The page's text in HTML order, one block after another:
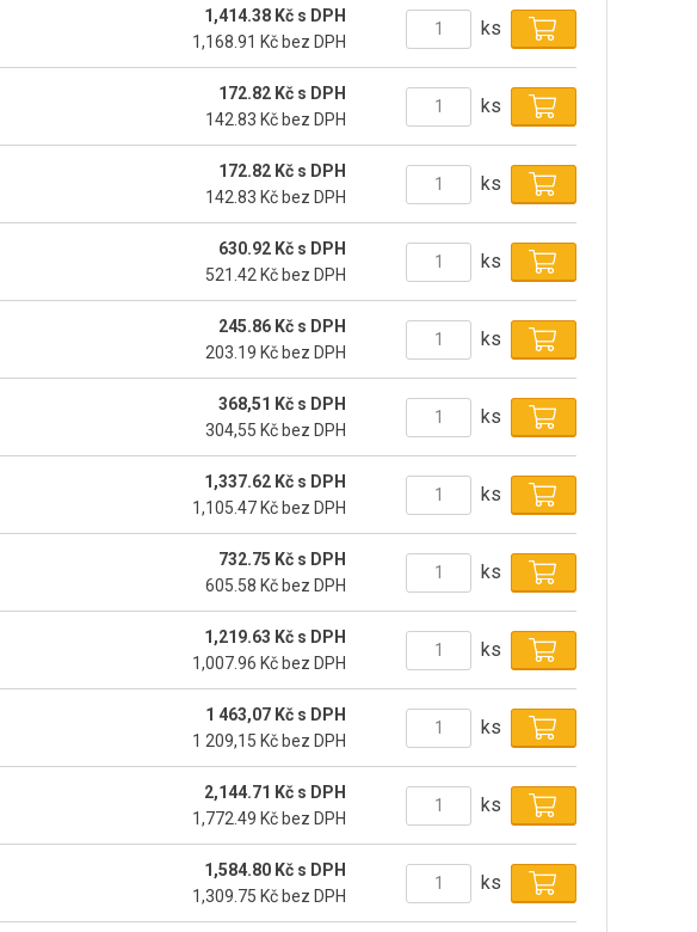
1,414.38 Kč s DPH
1,168.91 Kč bez DPH
ks
172.82 Kč s DPH
142.83 Kč bez DPH
ks
172.82 Kč s DPH
142.83 Kč bez DPH
ks
630.92 Kč s DPH
521.42 Kč bez DPH
ks
245.86 Kč s DPH
203.19 Kč bez DPH
ks
368,51 Kč s DPH
304,55 Kč bez DPH
ks
1,337.62 Kč s DPH
1,105.47 Kč bez DPH
ks
732.75 Kč s DPH
605.58 Kč bez DPH
ks
1,219.63 Kč s DPH
1,007.96 Kč bez DPH
ks
1 463,07 Kč s DPH
1 209,15 Kč bez DPH
ks
2,144.71 Kč s DPH
1,772.49 Kč bez DPH
ks
1,584.80 Kč s DPH
1,309.75 Kč bez DPH
ks